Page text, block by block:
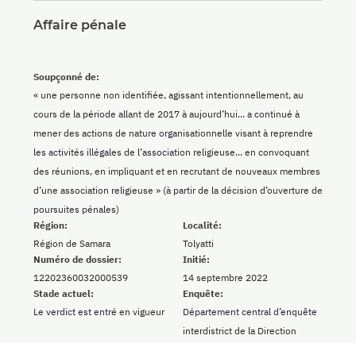
Affaire pénale
Région:
Région de Samara
Localité:
Tolyatti
Soupçonné de:
« une personne non identifiée, agissant intentionnellement, au
cours de la période allant de 2017 à aujourd’hui... a continué à
mener des actions de nature organisationnelle visant à reprendre
les activités illégales de l’association religieuse... en convoquant
des réunions, en impliquant et en recrutant de nouveaux membres
d’une association religieuse » (à partir de la décision d’ouverture de
poursuites pénales)
Numéro de dossier:
12202360032000539
Initié:
14 septembre 2022
Stade actuel:
Le verdict est entré en vigueur
Enquête:
Département central d’enquête
interdistrict de la Direction